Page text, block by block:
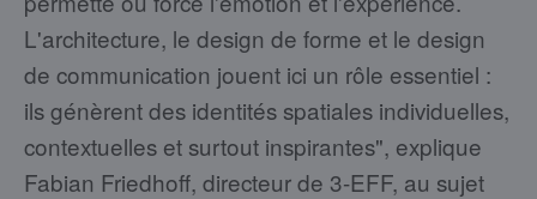
L'architecture, le design de forme et le design
de communication jouent ici un rôle essentiel :
ils génèrent des identités spatiales individuelles,
contextuelles et surtout inspirantes", explique
Fabian Friedhoff, directeur de 3-EFF, au sujet